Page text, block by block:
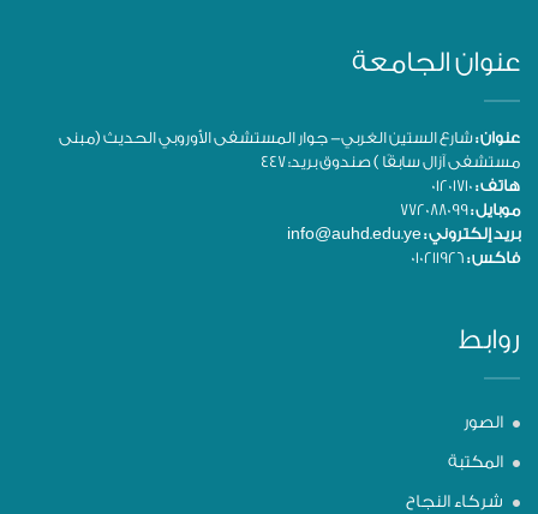
عنوان الجامعة
عنوان :شارع الستين الغربي- جوار المستشفى الأوروبي الحديث (مبنى
مستشفى آزال سابقًا ) صندوق بريد: 447
هاتف :
موبايل :
بريد إلكتروني :
فاكس :
روابط
الصور
المكتبة
شركاء النجاح